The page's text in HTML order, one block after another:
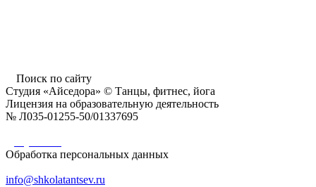
Поиск по сайту
Студия «Айседора» © Танцы, фитнес, йога
Лицензия на образовательную деятельность
№ Л035-01255-50/01337695
Обработка персональных данных
info@shkolatantsev.ru